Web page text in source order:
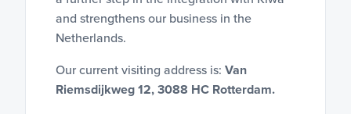
and strengthens our business in the
Netherlands.
Our current visiting address is: Van
Riemsdijkweg 12, 3088 HC Rotterdam.